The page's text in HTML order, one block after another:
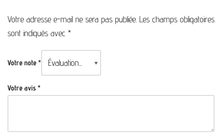
Votre adresse e-mail ne sera pas publiée. Les champs obligatoires
sont indiqués avec *
Votre note *
Votre avis *